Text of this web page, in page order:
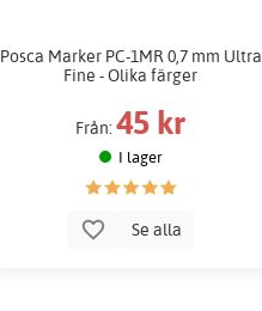
Posca Marker PC-1MR 0,7 mm Ultra
Fine - Olika färger
Från:45 kr
I lager
Se alla